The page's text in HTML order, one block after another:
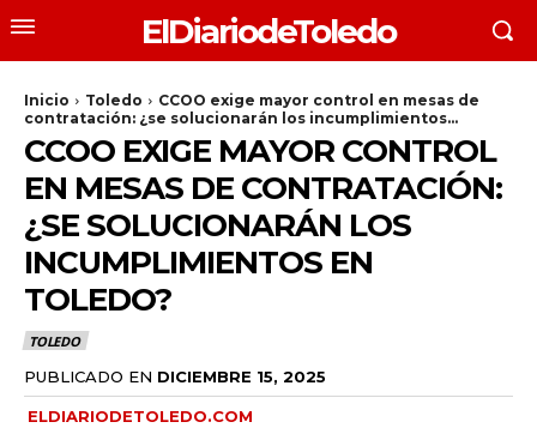
ElDiariodeToledo
Inicio Toledo
CCOO exige mayor control en mesas de
contratación: ¿se solucionarán los incumplimientos...
CCOO EXIGE MAYOR CONTROL
EN MESAS DE CONTRATACIÓN:
¿SE SOLUCIONARÁN LOS
INCUMPLIMIENTOS EN
TOLEDO?
TOLEDO
PUBLICADO EN DICIEMBRE 15, 2025
ELDIARIODETOLEDO.COM